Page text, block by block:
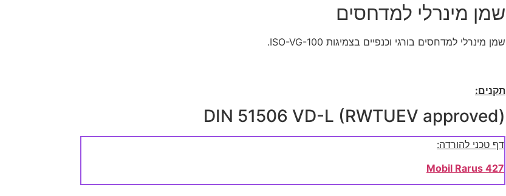
שמן מינרלי למדחסים
שמן מינרלי למדחסים בורגי וכנפיים בצמיגות ISO-VG-100.
תקנים:
DIN 51506 VD-L (RWTUEV approved)
דף טכני להורדה:
Mobil Rarus 427